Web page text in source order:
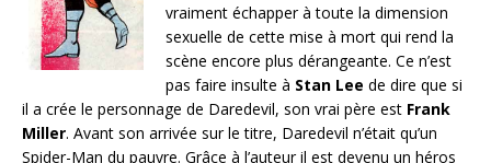
vraiment échapper à toute la dimension
sexuelle de cette mise à mort qui rend la
scène encore plus dérangeante. Ce n’est
pas faire insulte à Stan Lee de dire que si
il a crée le personnage de Daredevil, son vrai père est Frank
Miller. Avant son arrivée sur le titre, Daredevil n’était qu’un
Spider-Man du pauvre. Grâce à l’auteur il est devenu un héros